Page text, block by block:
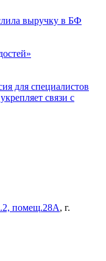
для специалистов
связи с
помещ.28А, г.